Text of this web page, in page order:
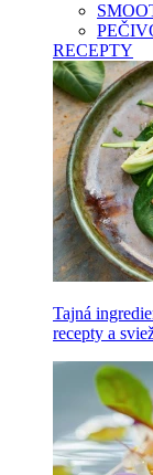
RECEPTY
Tajná
recepty a